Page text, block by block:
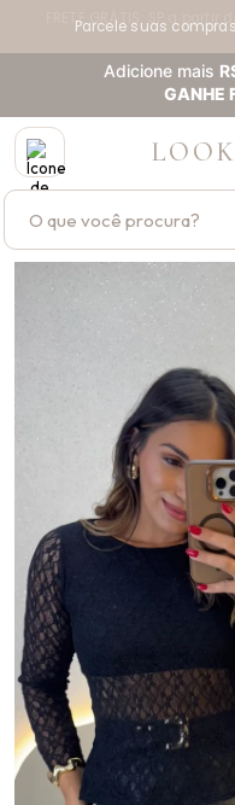
Parcele suas
Adicione mais
GANHE
Buscar produtos